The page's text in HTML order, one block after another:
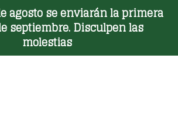
agosto se enviarán la primera
septiembre. Disculpen las
molestias
Toggle Menu